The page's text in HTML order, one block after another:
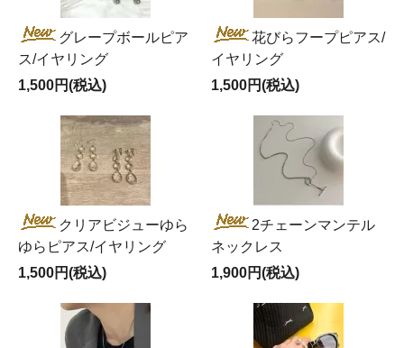
グレープボールピア
ス/イヤリング
1,500円(税込)
花びらフープピアス/
イヤリング
1,500円(税込)
クリアビジューゆら
ゆらピアス/イヤリング
1,500円(税込)
2チェーンマンテル
ネックレス
1,900円(税込)